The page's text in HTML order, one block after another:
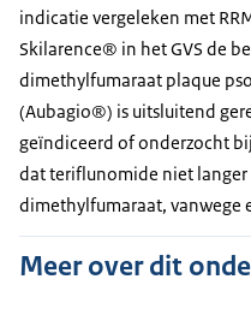
indicatie vergeleken met
Skilarence® in het GVS de
dimethylfumaraat plaque
(Aubagio®) is uitsluitend
geïndiceerd of onderzocht
dat teriflunomide niet
dimethylfumaraat, vanwege
Meer over dit